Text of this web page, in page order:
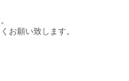
お願い致します。